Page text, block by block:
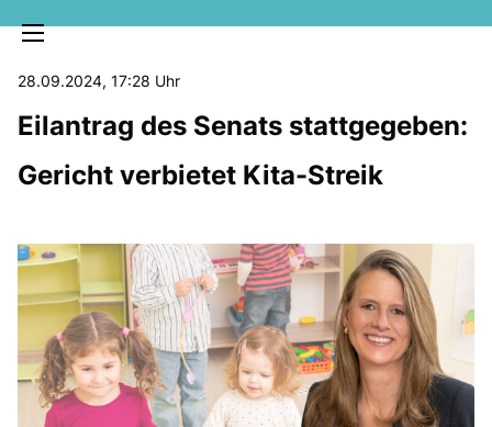
MELDUNGEN
SOZIALE MEDIEN
KLARTEXT
28.09.2024, 17:28 Uhr
Eilantrag des Senats stattgegeben:
Gericht verbietet Kita-Streik